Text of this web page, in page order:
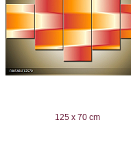
125 x 70 cm